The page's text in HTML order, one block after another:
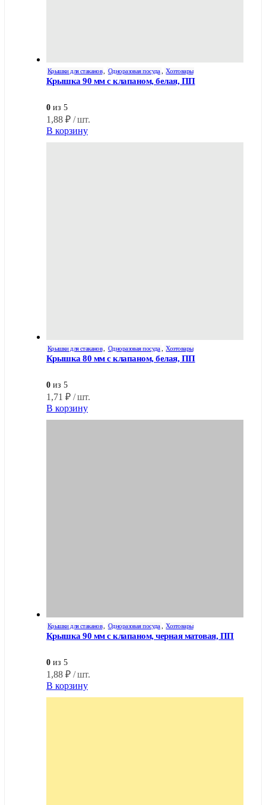
Крышки для стаканов Одноразовая посуда Хозтовары
Крышка 90 мм с клапаном, белая, ПП
0 из 5
1,88 ₽ / шт.
В корзину
Крышки для стаканов Одноразовая посуда Хозтовары
Крышка 80 мм с клапаном, белая, ПП
0 из 5
1,71 ₽ / шт.
В корзину
Крышки для стаканов Одноразовая посуда Хозтовары
Крышка 90 мм с клапаном, черная матовая, ПП
0 из 5
1,88 ₽ / шт.
В корзину